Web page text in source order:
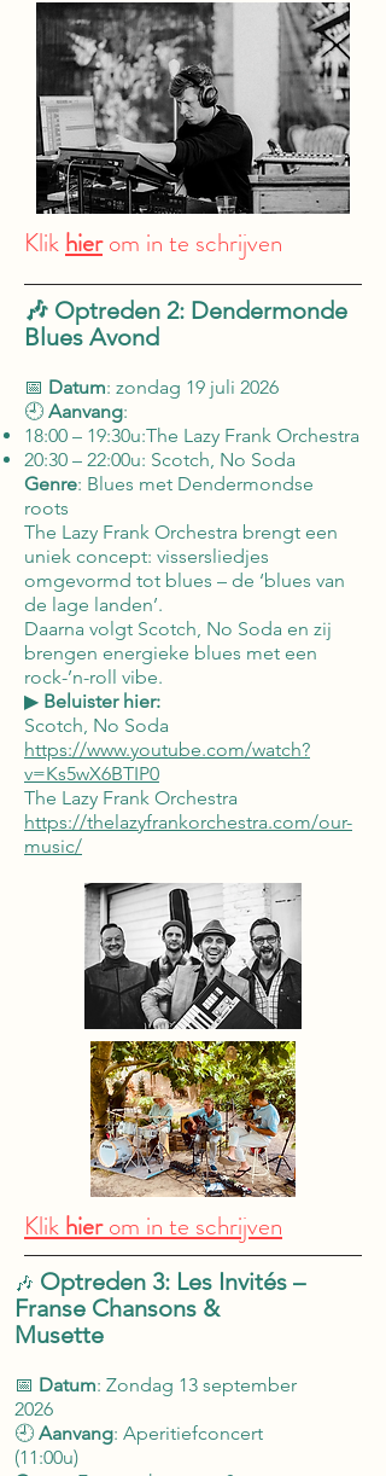
Klik hierom in te schrijven
🎶 Optreden 2: Dendermonde
Blues Avond
📅 Datum: zondag 19 juli 2026
🕘 Aanvang:
18:00 – 19:30u:The Lazy Frank Orchestra
20:30 – 22:00u: Scotch, No Soda
Genre: Blues met Dendermondse
roots
The Lazy Frank Orchestra brengt een
uniek concept: vissersliedjes
omgevormd tot blues – de ‘blues van
de lage landen’.
Daarna volgt Scotch, No Soda en zij
brengen energieke blues met een
rock-’n-roll vibe.
▶ Beluister hier:
Scotch, No Soda
https://www.youtube.com/watch?
v=Ks5wX6BTIP0
The Lazy Frank Orchestra
https://thelazyfrankorchestra.com/our-
music/
Klik hierom in te schrijven
🎶 Optreden 3: Les Invités –
Franse Chansons &
Musette
📅 Datum: Zondag 13 september
2026
🕘 Aanvang: Aperitiefconcert
(11:00u)